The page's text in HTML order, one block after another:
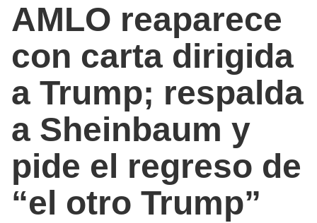
AMLO reaparece
con carta dirigida
a Trump; respalda
a Sheinbaum y
pide el regreso de
“el otro Trump”